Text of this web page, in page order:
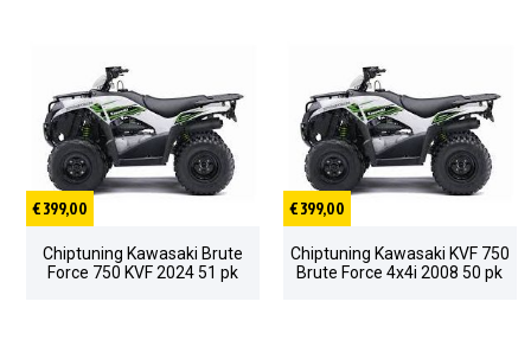
€ 399,00
Chiptuning Kawasaki Brute
Force 750 KVF 2024 51 pk
€ 399,00
Chiptuning Kawasaki KVF 750
Brute Force 4x4i 2008 50 pk